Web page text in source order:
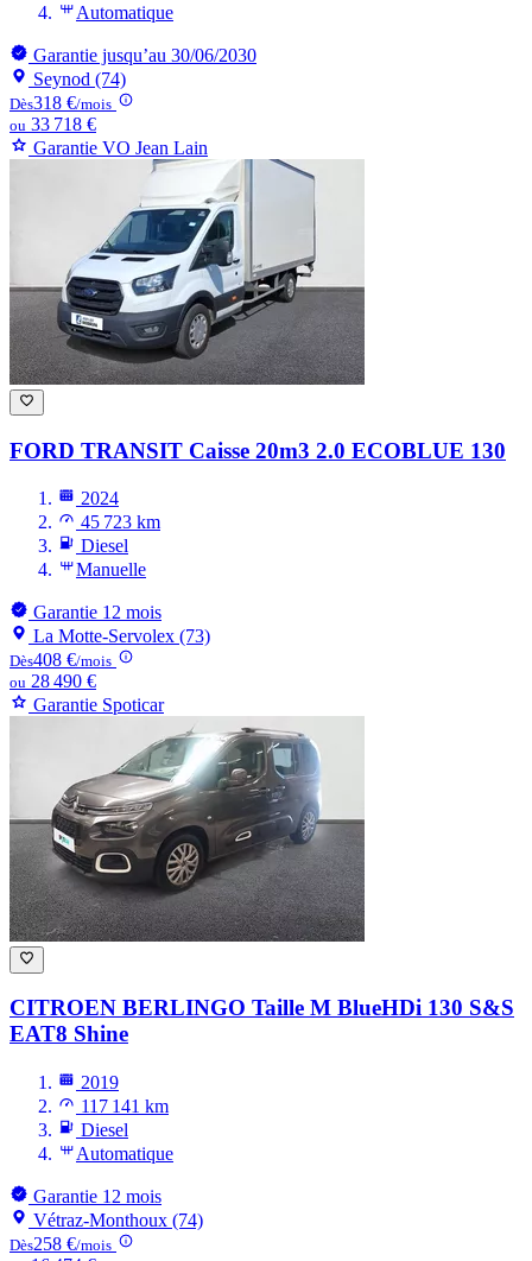
Automatique
Garantie jusqu’au 30/06/2030
Seynod (74)
Dès318 €/mois
ou 33 718 €
Garantie VO Jean Lain
FORD TRANSIT Caisse 20m3 2.0 ECOBLUE 130
2024
45 723 km
Diesel
Manuelle
Garantie 12 mois
La Motte-Servolex (73)
Dès408 €/mois
ou 28 490 €
Garantie Spoticar
CITROEN BERLINGO Taille M BlueHDi 130 S&S
EAT8 Shine
2019
117 141 km
Diesel
Automatique
Garantie 12 mois
Vétraz-Monthoux (74)
Dès258 €/mois